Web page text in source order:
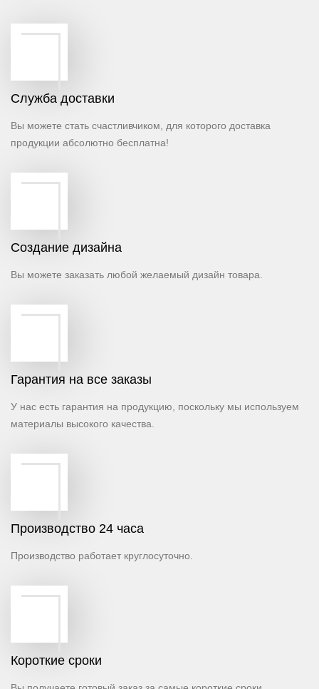
Cлужба доставки
Вы можете стать счастливчиком, для которого доставка
продукции абсолютно бесплатна!
Создание дизайна
Вы можете заказать любой желаемый дизайн товара.
Гарантия на все заказы
У нас есть гарантия на продукцию, поскольку мы используем
материалы высокого качества.
Производство 24 часа
Производство работает круглосуточно.
Короткие сроки